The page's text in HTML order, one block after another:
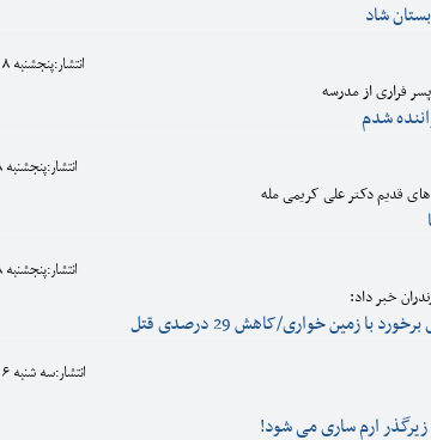
شاد
انتشار:پنجشنبه 8 مهر 1395-10:15
فراری از مدرسه
شدم
انتشار:پنجشنبه 8 مهر 1395-10:3
قدیم دکتر علی کریمی مله
انتشار:پنجشنبه 8 مهر 1395-8:19
خبر داد:
انتشار:سه شنبه 6 مهر 1395-11:36
ارم ساری می شود!